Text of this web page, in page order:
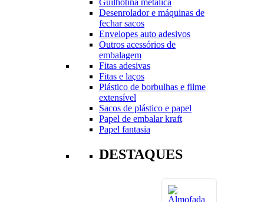
Desenrolador e máquinas de
fechar sacos
Envelopes auto adesivos
Outros acessórios de
embalagem
Fitas adesivas
Fitas e laços
Plástico de borbulhas e filme
extensível
Sacos de plástico e papel
Papel de embalar kraft
Papel fantasia
DESTAQUES